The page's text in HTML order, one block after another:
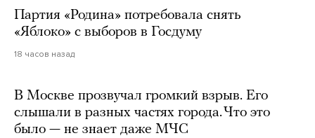
Партия «Родина» потребовала снять
«Яблоко» с выборов в Госдуму
18 часов назад
В Москве прозвучал громкий взрыв. Его
слышали в разных частях города. Что это
было — не знает даже МЧС